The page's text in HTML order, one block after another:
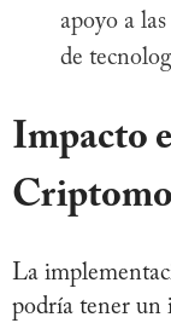
apoyo a
de
Impacto
La
podría tener un